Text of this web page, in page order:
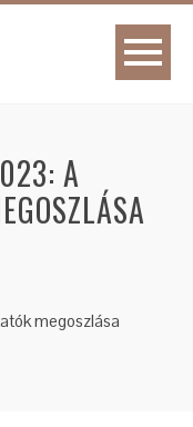
A
megoszlása